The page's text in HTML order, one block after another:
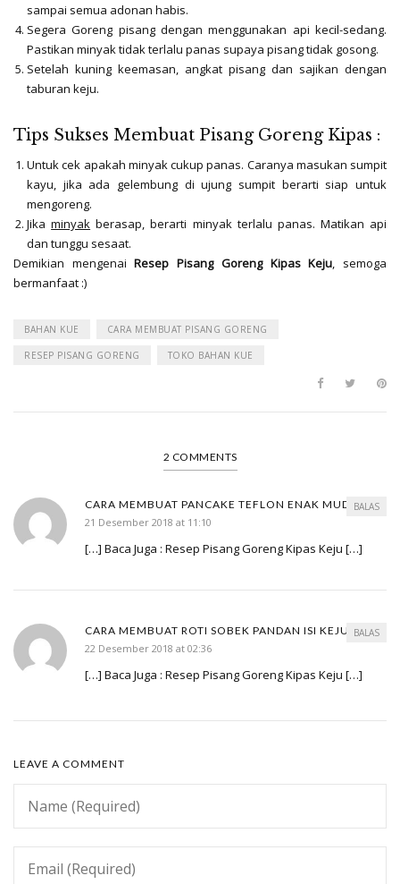
sampai semua adonan habis.
Segera Goreng pisang dengan menggunakan api kecil-sedang.
Pastikan minyak tidak terlalu panas supaya pisang tidak gosong.
Setelah kuning keemasan, angkat pisang dan sajikan dengan
taburan keju.
Tips Sukses Membuat Pisang Goreng Kipas :
Untuk cek apakah minyak cukup panas. Caranya masukan sumpit
kayu, jika ada gelembung di ujung sumpit berarti siap untuk
mengoreng.
Jikaminyak berasap, berarti minyak terlalu panas. Matikan api
dan tunggu sesaat.
Demikian mengenaiResep Pisang Goreng Kipas Keju, semoga
bermanfaat :)
BAHAN KUE CARA MEMBUAT PISANG GORENG
RESEP PISANG GORENG TOKO BAHAN KUE
2 COMMENTS
CARA MEMBUAT PANCAKE TEFLON ENAK MUDAH
21 Desember 2018 at 11:10
[…] Baca Juga : Resep Pisang Goreng Kipas Keju […]
BALAS
CARA MEMBUAT ROTI SOBEK PANDAN ISI KEJU
22 Desember 2018 at 02:36
[…] Baca Juga : Resep Pisang Goreng Kipas Keju […]
BALAS
LEAVE A COMMENT